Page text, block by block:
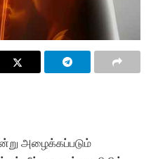
அழைக்கப்படும்